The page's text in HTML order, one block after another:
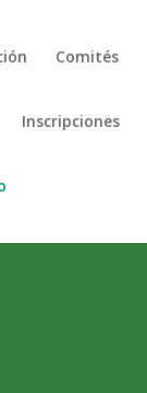
Comités
Inscripciones